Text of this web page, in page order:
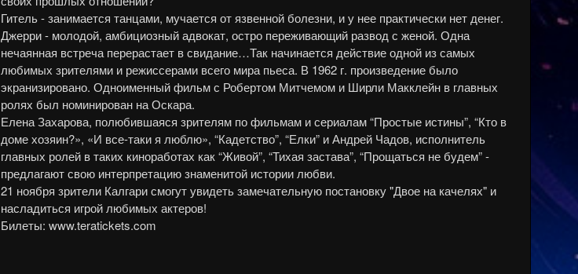
Гитель - занимается танцами, мучается от язвенной болезни, и у нее практически нет денег.
Джерри - молодой, амбициозный адвокат, остро переживающий развод с женой. Одна
нечаянная встреча перерастает в свидание…Так начинается действие одной из самых
любимых зрителями и режиссерами всего мира пьеса. В 1962 г. произведение было
экранизировано. Одноименный фильм с Робертом Митчемом и Ширли Макклейн в главных
ролях был номинирован на Оскара.
Елена Захарова, полюбившаяся зрителям по фильмам и сериалам “Простые истины”, “Кто в
доме хозяин?», «И все-таки я люблю», “Кадетство”, “Елки” и Андрей Чадов, исполнитель
главных ролей в таких киноработах как “Живой”, “Тихая застава”, “Прощаться не будем” -
предлагают свою интерпретацию знаменитой истории любви.
21 ноября зрители Калгари смогут увидеть замечательную постановку "Двое на качелях" и
насладиться игрой любимых актеров!
Билеты: www.teratickets.com